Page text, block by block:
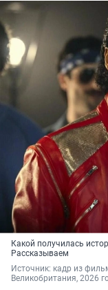
Какой получилась
Рассказываем
Источник: кадр из
Великобритания, 2026